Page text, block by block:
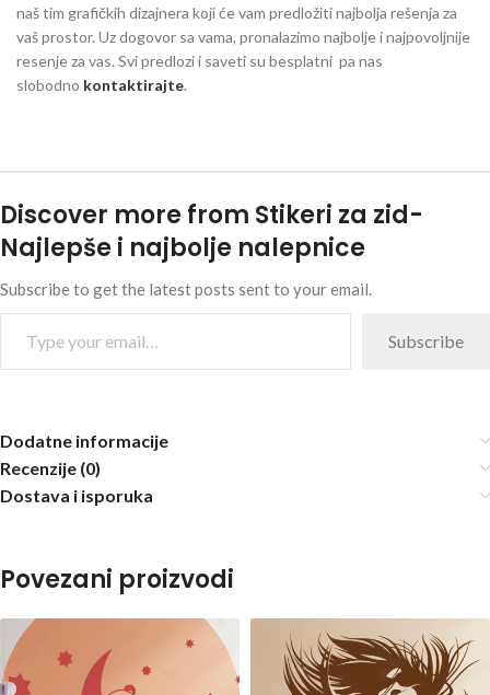
naš tim grafičkih dizajnera koji će vam predložiti najbolja rešenja za
vaš prostor. Uz dogovor sa vama, pronalazimo najbolje i najpovoljnije
resenje za vas. Svi predlozi i saveti su besplatni pa nas
slobodno kontaktirajte.
Discover more from Stikeri za zid-
Najlepše i najbolje nalepnice
Subscribe to get the latest posts sent to your email.
Subscribe
Dodatne informacije
Recenzije (0)
Dostava i isporuka
Povezani proizvodi